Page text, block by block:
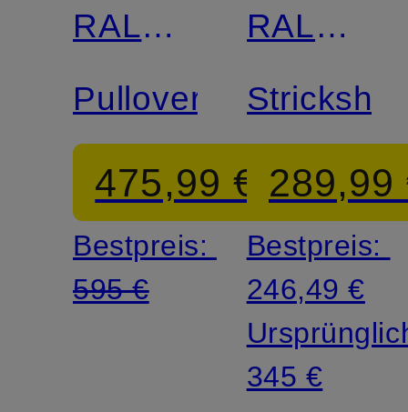
RALPH
LAUREN
Pullover
475,99 €
Bestpreis:
595 €
RALPH
LAUREN
Strickshirt
289,99
Bestpreis:
246,49 €
345 €